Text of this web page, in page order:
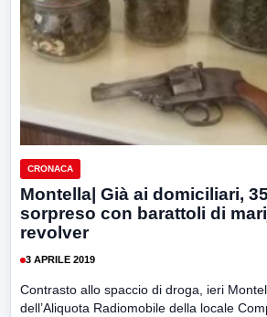
CRONACA
Montella| Già ai domiciliari,
sorpreso con barattoli di
revolver
3 APRILE 2019
Contrasto allo spaccio di droga, ieri
dell’Aliquota Radiomobile della locale